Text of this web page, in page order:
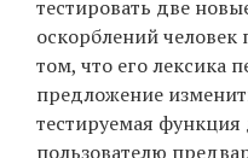
тестировать две
оскорблений
том, что его лексика
предложение
тестируемая функция
пользователю